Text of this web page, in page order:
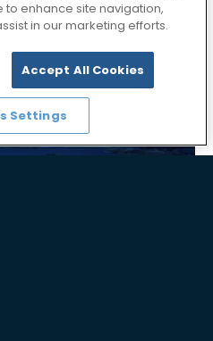
囊
enhance site navigation,
in our marketing efforts.
Accept All Cookies
Settings